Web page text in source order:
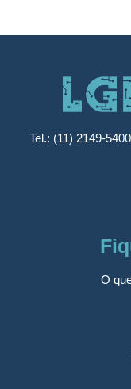
Tel.: (11) 2149-5400
O